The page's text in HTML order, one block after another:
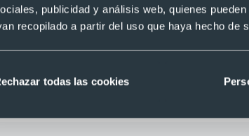
publicidad y análisis web, quienes
recopilado a partir del uso que haya hecho de
todas las cookies